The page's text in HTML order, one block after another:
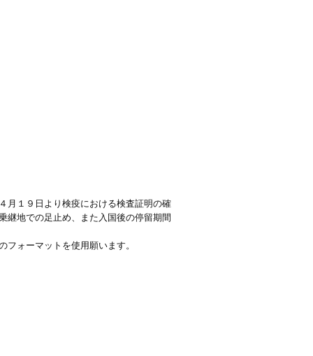
月１９日より検疫における検査証明の確
継地での足止め、また入国後の停留期間
ォーマットを使用願います。